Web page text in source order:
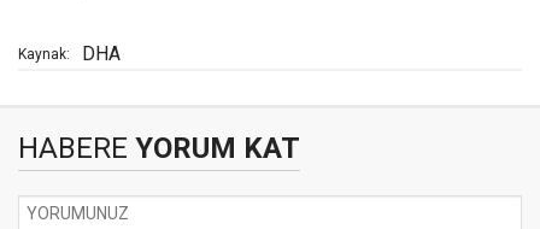
Kaynak: DHA
HABERE YORUM KAT